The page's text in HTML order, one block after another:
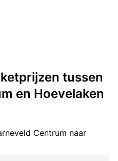
tussen
en Hoevelaken
Centrum naar